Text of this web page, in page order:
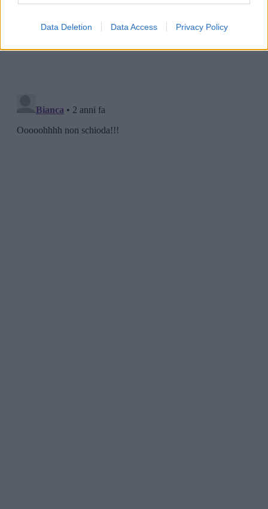
Data Deletion Data Access Privacy Policy